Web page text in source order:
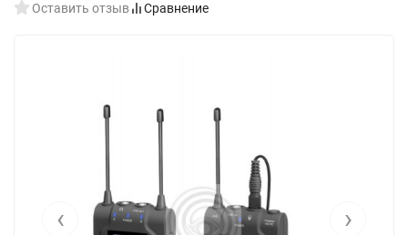
Оставить отзыв Сравнение
‹ ›